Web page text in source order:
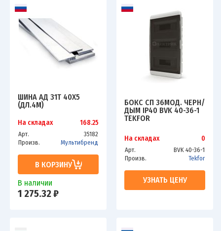
ШИНА АД 31Т 40Х5
(ДЛ.4М)
На складах 168.25
Арт.
35182
Произв.
Мультибренд
В КОРЗИНУ
В наличии
1 275.32 ₽
БОКС СП 36МОД. ЧЕРН/
ДЫМ IP40 BVK 40-36-1
TEKFOR
На складах 0
Арт.
BVK 40-36-1
Произв.
Tekfor
УЗНАТЬ ЦЕНУ